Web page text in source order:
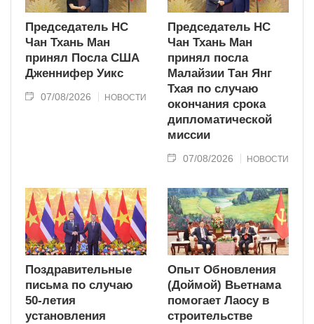
Председатель НС
Чан Тхань Ман
принял Посла США
Дженнифер Уикс
07/08/2026 НОВОСТИ
Председатель НС
Чан Тхань Ман
принял посла
Малайзии Тан Янг
Тхая по случаю
окончания срока
дипломатической
миссии
07/08/2026 НОВОСТИ
Поздравительные
письма по случаю
50-летия
установления
Опыт Обновления
(Доймой) Вьетнама
помогает Лаосу в
строительстве